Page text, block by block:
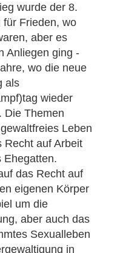
wurde der 8.
für Frieden, wo
aber es
Anliegen ging -
wo die neue
als
wieder
Die Themen
Leben
Recht auf Arbeit
Ehegatten.
das Recht auf
eigenen Körper
um die
aber auch das
Sexualleben
in